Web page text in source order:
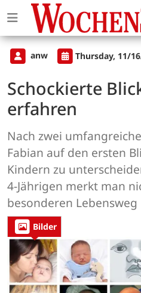
anw Thursday, 11/
Schockierte
erfahren
Nach zwei
Fabian auf den ersten
Kindern zu
4-Jährigen merkt man
besonderen
Bilder